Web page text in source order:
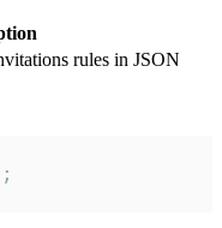
rules in JSON